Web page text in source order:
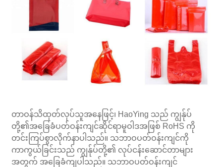
တာဝန်သိထုတ်လုပ်သူအနေဖြင့်၊ HaoYing သည် ကျွန်ုပ်
တို့၏အခြေခံပတ်ဝန်းကျင်ဆိုင်ရာမူဝါဒအဖြစ် RoHS ကို
တင်းကြပ်စွာလိုက်နာပါသည်။ သဘာဝပတ်ဝန်းကျင်ကို
ကာကွယ်ခြင်းသည် ကျွန်ုပ်တို့၏ လုပ်ငန်းဆောင်တာများ
အတွက် အခြေခံကျပါသည်။ သဘာဝပတ်ဝန်းကျင်